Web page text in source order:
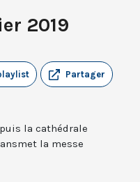
2019
Partager
la cathédrale
la messe